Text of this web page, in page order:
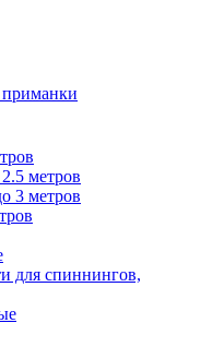
метров
3 метров
для спиннингов,